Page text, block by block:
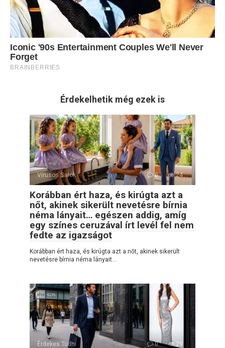
Érdekelhetik még ezek is
Vírusos Sarok 0 24
Korábban ért haza, és kirúgta azt a
nőt, akinek sikerült nevetésre bírnia
néma lányait… egészen addig, amíg
egy színes ceruzával írt levél fel nem
fedte az igazságot
Korábban ért haza, és kirúgta azt a nőt, akinek sikerült
nevetésre bírnia néma lányait…
Érdekes Tudni 0 29